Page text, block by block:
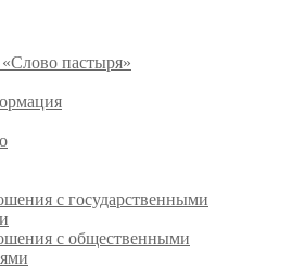
пастыря»
с государственными
с общественными